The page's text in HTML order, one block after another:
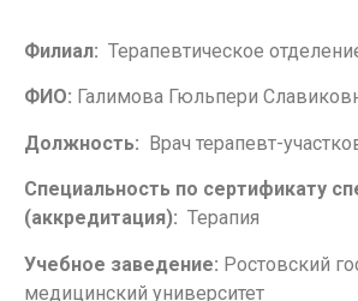
Филиал: Терапевтическое
ФИО: Галимова Гюльпери
Должность: Врач терапевт-
Специальность по сертификату
(аккредитация): Терапия
Учебное заведение: Ростовский
медицинский университет